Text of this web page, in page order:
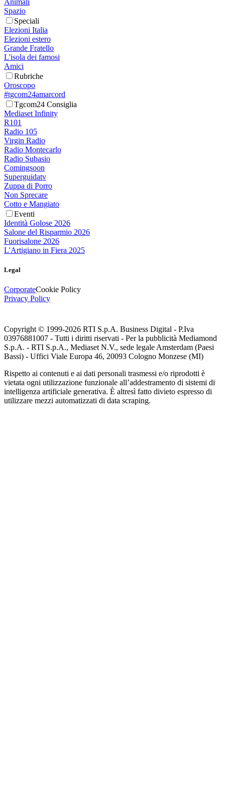
Spazio
Speciali
Elezioni Italia
Elezioni estero
Grande Fratello
L'isola dei famosi
Amici
Rubriche
Oroscopo
#tgcom24amarcord
Tgcom24 Consiglia
Mediaset Infinity
R101
Radio 105
Virgin Radio
Radio Montecarlo
Radio Subasio
Comingsoon
Superguidatv
Zuppa di Porro
Non Sprecare
Cotto e Mangiato
Eventi
Identità Golose 2026
Salone del Risparmio 2026
Fuorisalone 2026
L'Artigiano in Fiera 2025
Legal
CorporateCookie Policy
Privacy Policy
Copyright © 1999-2026 RTI S.p.A. Business Digital - P.Iva
03976881007 - Tutti i diritti riservati - Per la pubblicità Mediamond
S.p.A. - RTI S.p.A., Mediaset N.V., sede legale Amsterdam (Paesi
Bassi) - Uffici Viale Europa 46, 20093 Cologno Monzese (MI)
Rispetto ai contenuti e ai dati personali trasmessi e/o riprodotti è
vietata ogni utilizzazione funzionale all’addestramento di sistemi di
intelligenza artificiale generativa. È altresì fatto divieto espresso di
utilizzare mezzi automatizzati di data scraping.